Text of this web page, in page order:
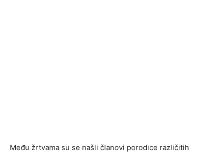
Među žrtvama su se našli članovi porodice različitih